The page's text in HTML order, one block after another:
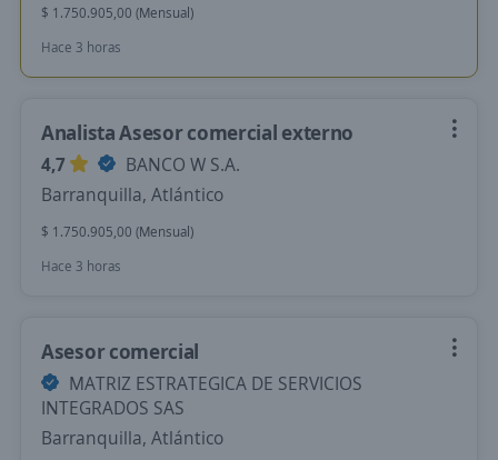
$ 1.750.905,00 (Mensual)
Hace 3 horas
Analista Asesor comercial externo
4,7
BANCO W S.A.
Barranquilla, Atlántico
$ 1.750.905,00 (Mensual)
Hace 3 horas
Asesor comercial
MATRIZ ESTRATEGICA DE SERVICIOS
INTEGRADOS SAS
Barranquilla, Atlántico